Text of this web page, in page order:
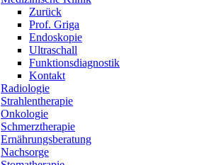
Zurück
Prof. Griga
Endoskopie
Ultraschall
Funktionsdiagnostik
Kontakt
Radiologie
Strahlentherapie
Onkologie
Schmerztherapie
Ernährungsberatung
Nachsorge